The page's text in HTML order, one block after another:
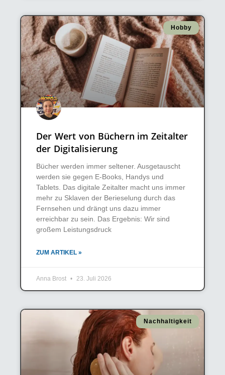
Hobby
Der Wert von Büchern im Zeitalter
der Digitalisierung
Bücher werden immer seltener. Ausgetauscht
werden sie gegen E-Books, Handys und
Tablets. Das digitale Zeitalter macht uns immer
mehr zu Sklaven der Berieselung durch das
Fernsehen und drängt uns dazu immer
erreichbar zu sein. Das Ergebnis: Wir sind
großem Leistungsdruck
ZUM ARTIKEL »
Anna Brost 23. Juli 2026
Nachhaltigkeit